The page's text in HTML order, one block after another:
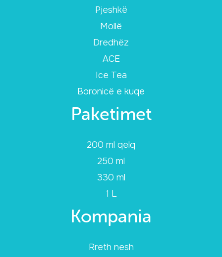
Pjeshkë
Mollë
Dredhëz
ACE
Ice Tea
Boronicë e kuqe
Paketimet
200 ml qelq
250 ml
330 ml
1 L
Kompania
Rreth nesh